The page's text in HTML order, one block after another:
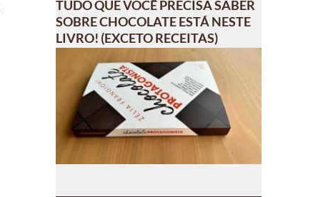
TUDO QUE VOCÊ PRECISA SABER
SOBRE CHOCOLATE ESTÁ NESTE
LIVRO! (EXCETO RECEITAS)